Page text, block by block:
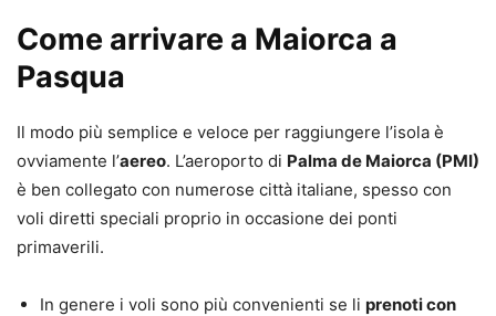
Come arrivare a Maiorca a
Pasqua
Il modo più semplice e veloce per raggiungere l’isola è
ovviamente l’aereo. L’aeroporto di Palma de Maiorca (PMI)
è ben collegato con numerose città italiane, spesso con
voli diretti speciali proprio in occasione dei ponti
primaverili.
In genere i voli sono più convenienti se li prenoti con